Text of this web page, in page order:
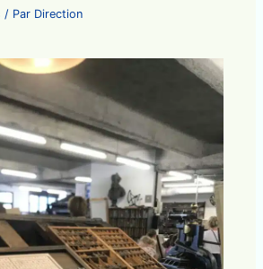
/ Par Direction